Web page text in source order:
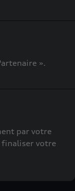
».
par votre
finaliser votre